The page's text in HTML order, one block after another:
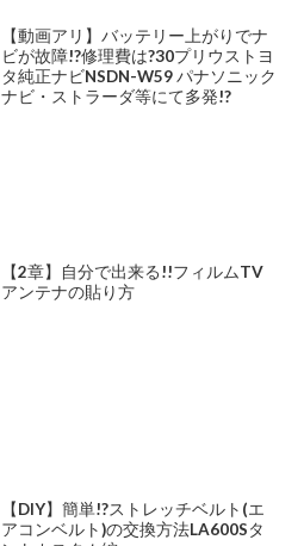
【動画アリ】バッテリー上がりでナ
ビが故障!?修理費は?30プリウストヨ
タ純正ナビNSDN-W59 パナソニック
ナビ・ストラーダ等にて多発!?
【2章】自分で出来る!!フィルムTV
アンテナの貼り方
【DIY】簡単!?ストレッチベルト(エ
アコンベルト)の交換方法LA600Sタ